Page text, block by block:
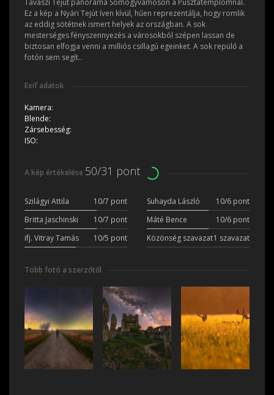
Tavaszi Tejút panoráma Somogyvámoson a Pusztatemplomnál.
Ez a kép a Nyári Tejút íven kívül, hűen reprezentálja, hogy romlik
az eddig sötétnek ismert helyek az országban. A sok
mesterséges fényszennyezés a városokból szépen lassan de
biztosan elfogja venni a milliós csillagú egeinket. A sok repülő a
fotón sem segít..
Exif adatok
Kamera:
Blende:
Zársebesség:
ISO:
A kép értékelése 50/31 pont
Szilágyi Attila 10/7 pont Suhayda László
10/6 pont
Britta Jaschinski
10/7 pont Máté Bence
10/6 pont
ifj. Vitray Tamás
10/5 pont Közönség szavazat1 szavazat
Több fotó a szerzőtől